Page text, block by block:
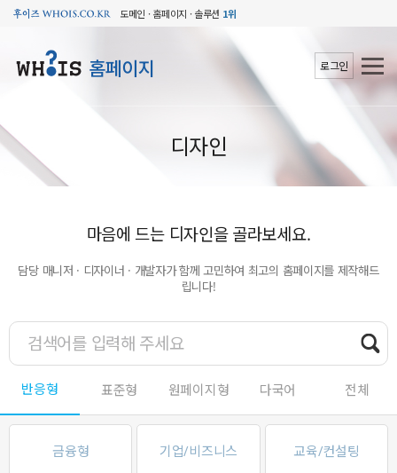
도메인 · 홈페이지 · 솔루션 1위
홈페이지 로그인
디자인
마음에 드는 디자인을 골라보세요.
담당 매니저 · 디자이너 · 개발자가 함께 고민하여 최고의 홈페이지를 제작해드
립니다!
반응형 표준형 원페이지형 다국어 전체
금융형 기업/비즈니스 교육/컨설팅